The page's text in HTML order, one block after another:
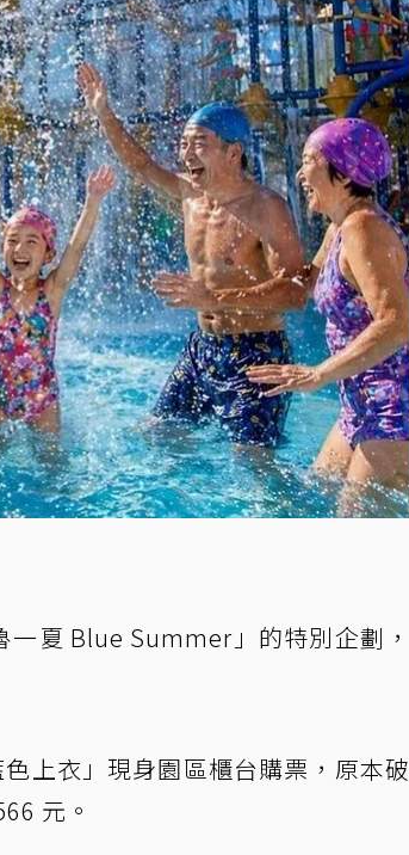
一夏 Blue Summer」的特別企劃，
上衣」現身園區櫃台購票，原本破
元。